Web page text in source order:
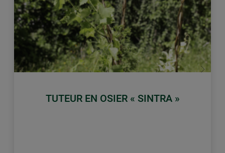
TUTEUR EN OSIER « SINTRA »
retour